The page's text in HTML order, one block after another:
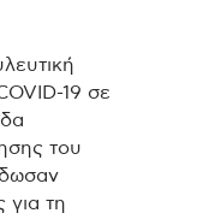
19 σε
του
τη